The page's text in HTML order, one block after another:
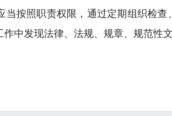
当按照职责权限，通过定期组织检
中发现法律、法规、规章、规范性